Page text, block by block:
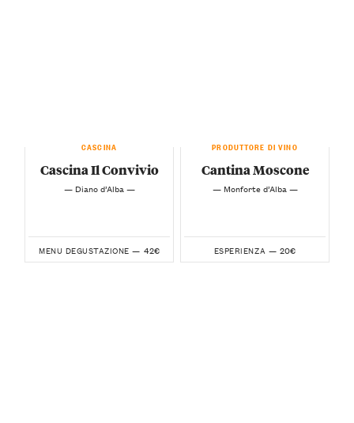
CASCINA
Cascina Il Convivio
— Diano d’Alba —
MENU DEGUSTAZIONE — 42€
PRODUTTORE DI VINO
Cantina Moscone
— Monforte d’Alba —
ESPERIENZA — 20€